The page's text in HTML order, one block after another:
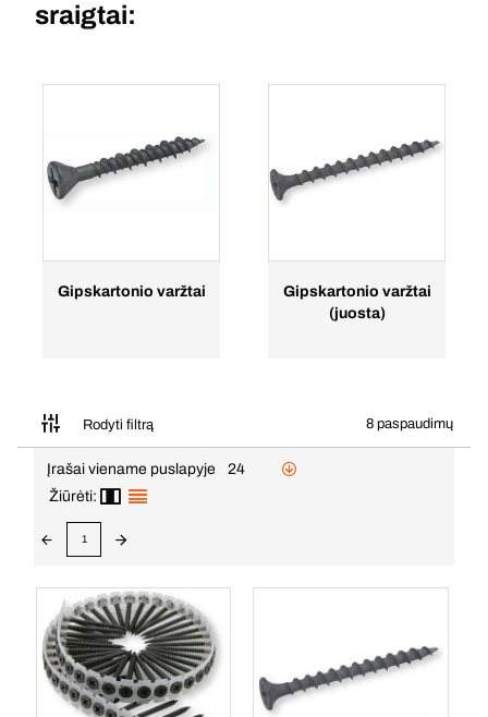
sraigtai:
Gipskartonio varžtai
Gipskartonio varžtai
(juosta)
Rodyti filtrą 8 paspaudimų
Įrašai viename puslapyje
24
Žiūrėti:
1